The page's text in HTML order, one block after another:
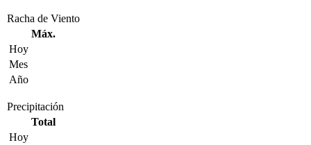
Racha de Viento
Máx.
Hoy
Mes
Año
Precipitación
Total
Hoy